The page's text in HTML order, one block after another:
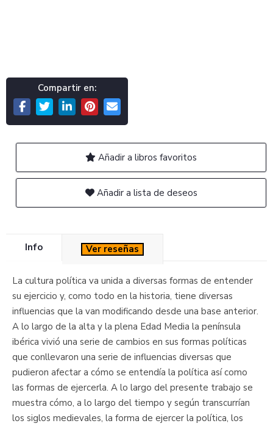
Compartir en:
Añadir a libros favoritos
Añadir a lista de deseos
Info Ver reseñas
La cultura política va unida a diversas formas de entender
su ejercicio y, como todo en la historia, tiene diversas
influencias que la van modificando desde una base anterior.
A lo largo de la alta y la plena Edad Media la península
ibérica vivió una serie de cambios en sus formas políticas
que conllevaron una serie de influencias diversas que
pudieron afectar a cómo se entendía la política así como
las formas de ejercerla. A lo largo del presente trabajo se
muestra cómo, a lo largo del tiempo y según transcurrían
los siglos medievales, la forma de ejercer la política, los